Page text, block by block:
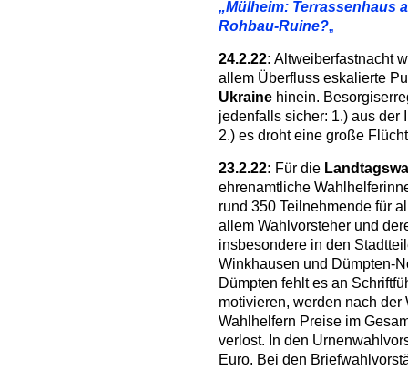
„Mülheim: Terrassenhaus
Rohbau-Ruine?„
24.2.22: Altweiberfastnacht
allem Überfluss eskalierte
Ukraine hinein.
jedenfalls sicher: 1.) aus der
2.) es droht eine große
23.2.22: Für die
ehrenamtliche
rund 350 Teilnehmende für
allem Wahlvorsteher und
insbesondere in den
Winkhausen und Dümpten-
Dümpten fehlt es an
motivieren, werden nach
Wahlhelfern Preise im
verlost. In den
Euro. Bei den